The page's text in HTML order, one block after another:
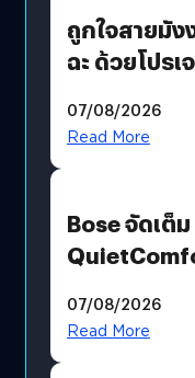
ถูกใจสายมัง
ฉะ ด้วยโปร
มีภาษาไทยด้ว
07/08/2026
Read More
Bose จัดเต็
07/08/2026
Read More